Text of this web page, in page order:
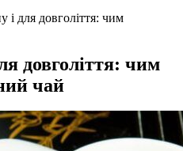
і для довголіття: чим
довголіття: чим
чай